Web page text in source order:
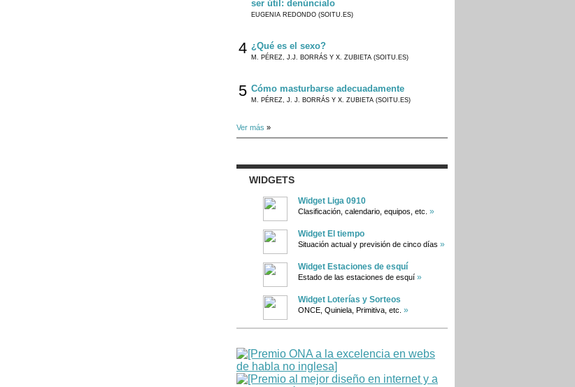
ser útil: denúncialo
EUGENIA REDONDO (SOITU.ES)
4 ¿Qué es el sexo?
M. PÉREZ, J.J. BORRÁS Y X. ZUBIETA (SOITU.ES)
5 Cómo masturbarse adecuadamente
M. PÉREZ, J. J. BORRÁS Y X. ZUBIETA (SOITU.ES)
Ver más »
WIDGETS
Widget Liga 0910
Clasificación, calendario, equipos, etc. »
Widget El tiempo
Situación actual y previsión de cinco días »
Widget Estaciones de esquí
Estado de las estaciones de esquí »
Widget Loterías y Sorteos
ONCE, Quiniela, Primitiva, etc. »